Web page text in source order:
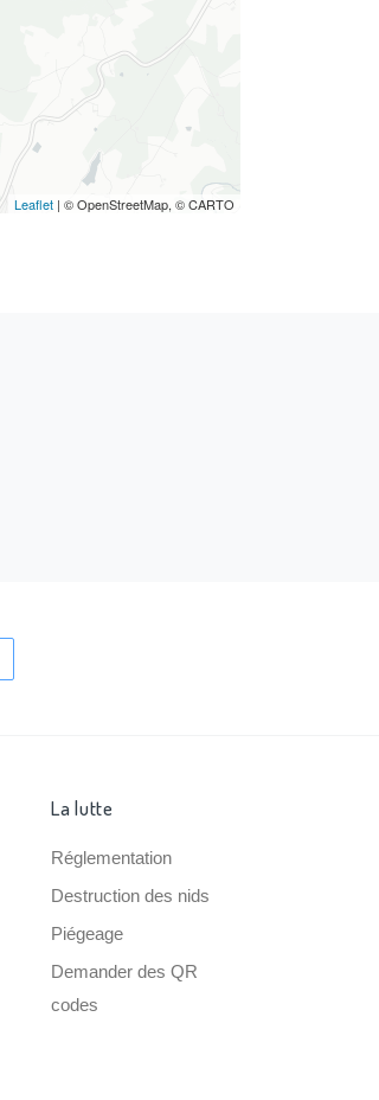
Leaflet | © OpenStreetMap, © CARTO
La lutte
Réglementation
Destruction des nids
Piégeage
Demander des QR
codes